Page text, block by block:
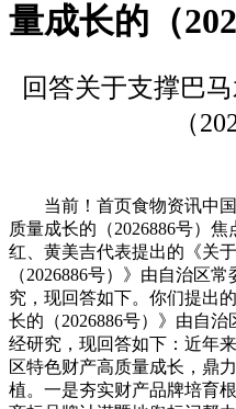
量成长的（
回答关于支撑巴
（
当前！首页食物资讯中国
质量成长的（2026886号）
红、黄美吉代表提出的《关
（2026886号）》由自治区
究，现回答如下。你们提出
长的（2026886号）》由自治
经研究，现回答如下：近年
区特色财产高质量成长，鼎
植。一是夯实财产品牌培育